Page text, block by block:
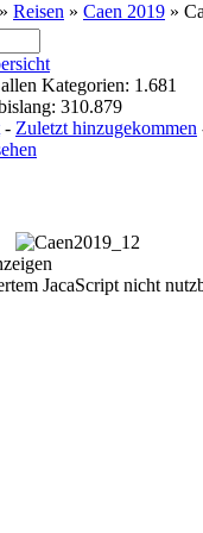
» Reisen » Caen 2019 »
Kategorien: 1.681
310.879
- Zuletzt hinzugekommen
JacaScript nicht